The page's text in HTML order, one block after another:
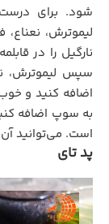
شود. برای
لیموترش،
نارگیل را در
سپس لیموترش،
اضافه کنید و
به سوپ اضافه
است. می‌توانید آن
پد تای